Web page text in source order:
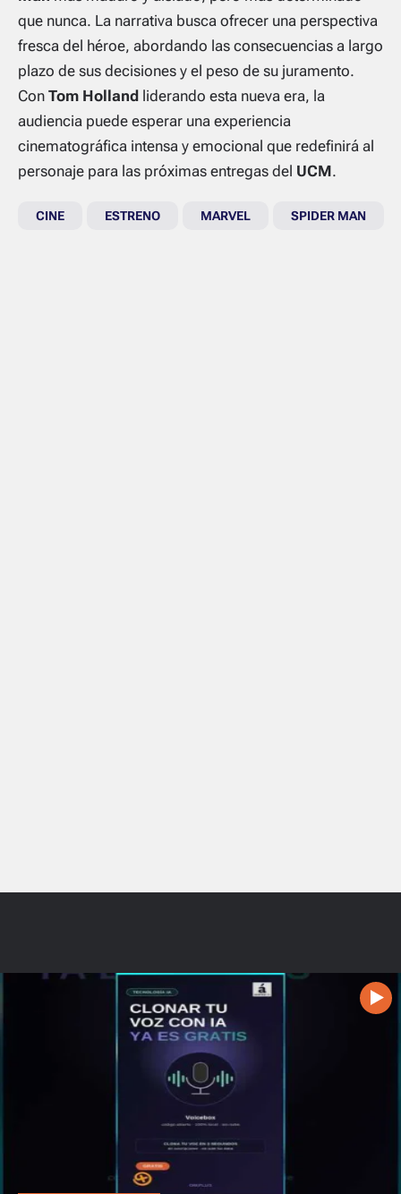
que nunca. La narrativa busca ofrecer una perspectiva
fresca del héroe, abordando las consecuencias a largo
plazo de sus decisiones y el peso de su juramento.
Con Tom Holland liderando esta nueva era, la
audiencia puede esperar una experiencia
cinematográfica intensa y emocional que redefinirá al
personaje para las próximas entregas del UCM.
CINE ESTRENO MARVEL SPIDER MAN